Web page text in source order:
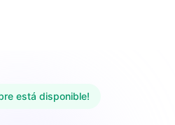
está disponible!